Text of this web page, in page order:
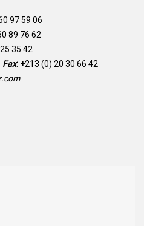
97 59 06
89 76 62
35 42
Fax: +213 (0) 20 30 66 42